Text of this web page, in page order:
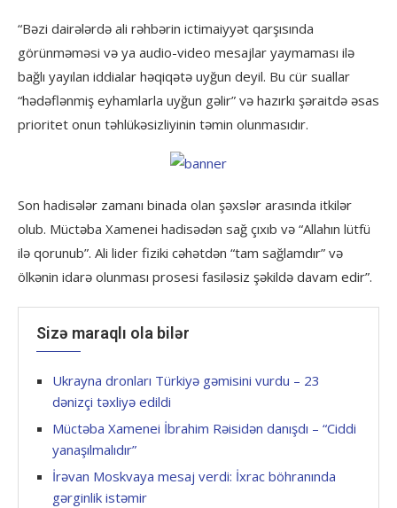
“Bəzi dairələrdə ali rəhbərin ictimaiyyət qarşısında
görünməməsi və ya audio-video mesajlar yaymaması ilə
bağlı yayılan iddialar həqiqətə uyğun deyil. Bu cür suallar
“hədəflənmiş eyhamlarla uyğun gəlir” və hazırkı şəraitdə əsas
prioritet onun təhlükəsizliyinin təmin olunmasıdır.
Son hadisələr zamanı binada olan şəxslər arasında itkilər
olub. Müctəba Xamenei hadisədən sağ çıxıb və “Allahın lütfü
ilə qorunub”. Ali lider fiziki cəhətdən “tam sağlamdır” və
ölkənin idarə olunması prosesi fasiləsiz şəkildə davam edir”.
Sizə maraqlı ola bilər
Ukrayna dronları Türkiyə gəmisini vurdu – 23
dənizçi təxliyə edildi
Müctəba Xamenei İbrahim Rəisidən danışdı – “Ciddi
yanaşılmalıdır”
İrəvan Moskvaya mesaj verdi: İxrac böhranında
gərginlik istəmir